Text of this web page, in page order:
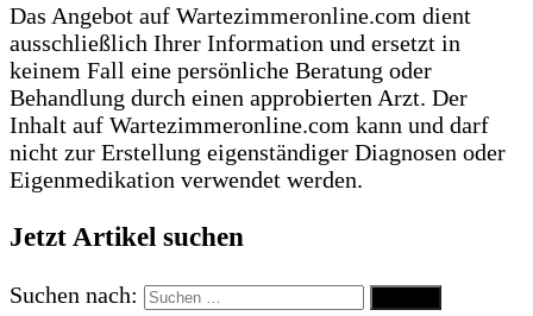
Das Angebot auf Wartezimmeronline.com dient
ausschließlich Ihrer Information und ersetzt in
keinem Fall eine persönliche Beratung oder
Behandlung durch einen approbierten Arzt. Der
Inhalt auf Wartezimmeronline.com kann und darf
nicht zur Erstellung eigenständiger Diagnosen oder
Eigenmedikation verwendet werden.
Jetzt Artikel suchen
Suchen nach: